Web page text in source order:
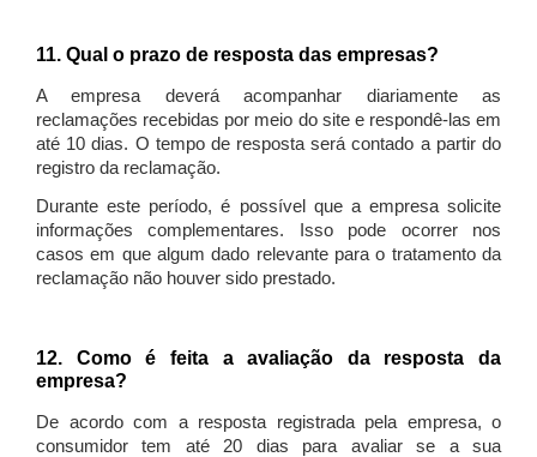
11. Qual o prazo de resposta das empresas?
A empresa deverá acompanhar diariamente as
reclamações recebidas por meio do site e respondê-las em
até 10 dias. O tempo de resposta será contado a partir do
registro da reclamação.
Durante este período, é possível que a empresa solicite
informações complementares. Isso pode ocorrer nos
casos em que algum dado relevante para o tratamento da
reclamação não houver sido prestado.
12. Como é feita a avaliação da resposta da
empresa?
De acordo com a resposta registrada pela empresa, o
consumidor tem até 20 dias para avaliar se a sua